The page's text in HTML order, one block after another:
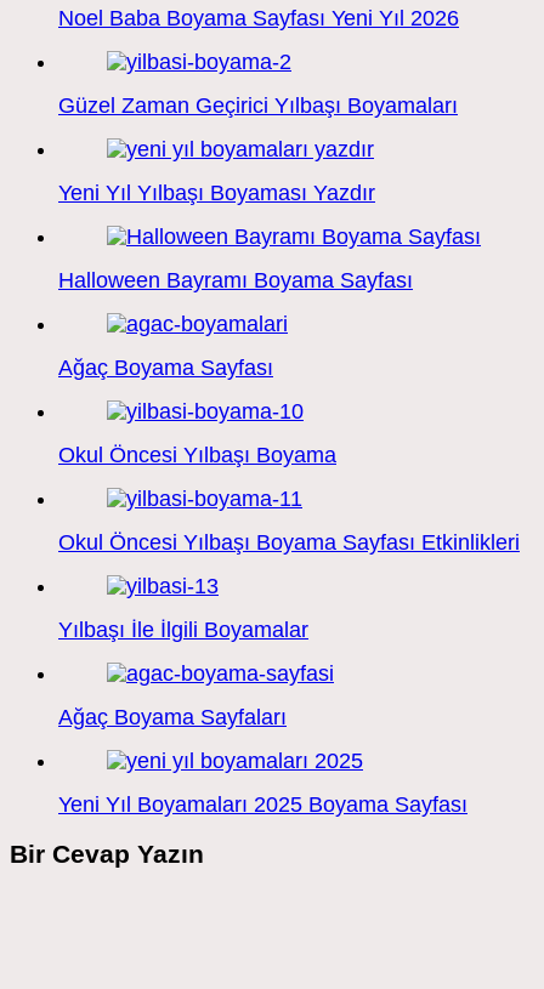
Noel Baba Boyama Sayfası Yeni Yıl 2026
Güzel Zaman Geçirici Yılbaşı Boyamaları
Yeni Yıl Yılbaşı Boyaması Yazdır
Halloween Bayramı Boyama Sayfası
Ağaç Boyama Sayfası
Okul Öncesi Yılbaşı Boyama
Okul Öncesi Yılbaşı Boyama Sayfası Etkinlikleri
Yılbaşı İle İlgili Boyamalar
Ağaç Boyama Sayfaları
Yeni Yıl Boyamaları 2025 Boyama Sayfası
Bir Cevap Yazın